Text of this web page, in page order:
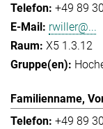
+49 89
rwiller@...
X5 1.3.12
+49 89